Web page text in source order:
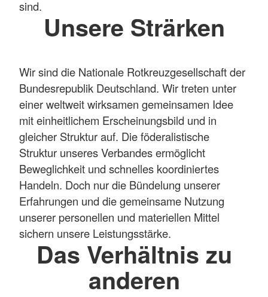
sind.
Unsere Strärken
Wir sind die Nationale Rotkreuzgesellschaft der
Bundesrepublik Deutschland. Wir treten unter
einer weltweit wirksamen gemeinsamen Idee
mit einheitlichem Erscheinungsbild und in
gleicher Struktur auf. Die föderalistische
Struktur unseres Verbandes ermöglicht
Beweglichkeit und schnelles koordiniertes
Handeln. Doch nur die Bündelung unserer
Erfahrungen und die gemeinsame Nutzung
unserer personellen und materiellen Mittel
sichern unsere Leistungsstärke.
Das Verhältnis zu
anderen